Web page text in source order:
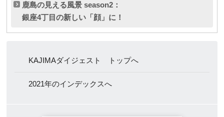
鹿島の見える風景 season2：
銀座4丁目の新しい「顔」に！
KAJIMAダイジェスト トップへ
2021年のインデックスへ